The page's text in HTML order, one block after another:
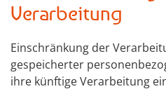
Verarbeitung
Einschränkung der
gespeicherter
ihre künftige Verarbeitung